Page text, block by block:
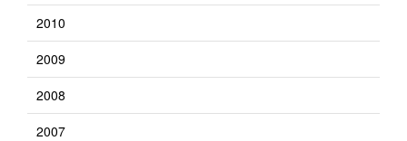
2010
2009
2008
2007